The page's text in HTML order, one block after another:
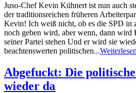
Juso-Chef Kevin Kühnert ist nun auch
der traditionsreichen früheren
Kevin! Ich weiß nicht, ob es die SPD in
noch geben wird, aber wenn, dann wird
seiner Partei stehen Und er wird sie
beachtenswerten politischen...
Abgefuckt: Die
wieder da